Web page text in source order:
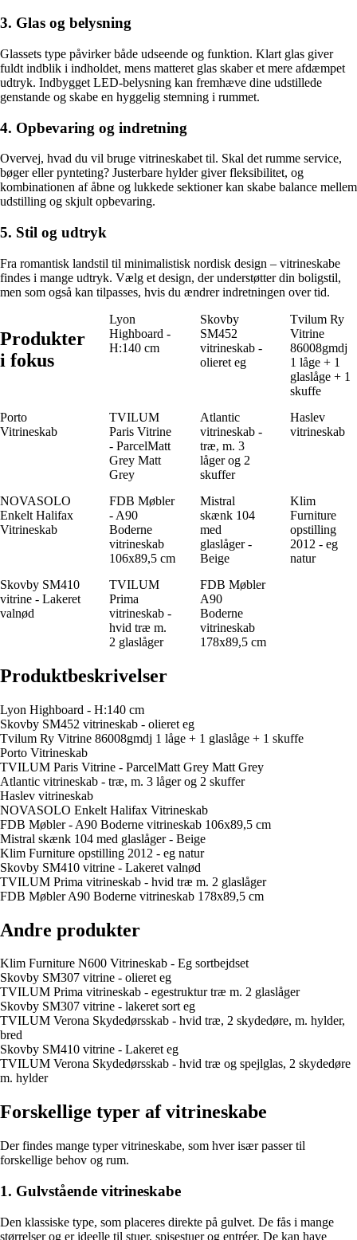
3. Glas og belysning
Glassets type påvirker både udseende og funktion. Klart glas giver
fuldt indblik i indholdet, mens matteret glas skaber et mere afdæmpet
udtryk. Indbygget LED-belysning kan fremhæve dine udstillede
genstande og skabe en hyggelig stemning i rummet.
4. Opbevaring og indretning
Overvej, hvad du vil bruge vitrineskabet til. Skal det rumme service,
bøger eller pynteting? Justerbare hylder giver fleksibilitet, og
kombinationen af åbne og lukkede sektioner kan skabe balance mellem
udstilling og skjult opbevaring.
5. Stil og udtryk
Fra romantisk landstil til minimalistisk nordisk design – vitrineskabe
findes i mange udtryk. Vælg et design, der understøtter din boligstil,
men som også kan tilpasses, hvis du ændrer indretningen over tid.
Produkter
i fokus
Lyon
Highboard -
H:140 cm
Skovby
SM452
vitrineskab -
olieret eg
Tvilum Ry
Vitrine
86008gmdj
1 låge + 1
glaslåge + 1
skuffe
Porto
Vitrineskab
TVILUM
Paris Vitrine
- ParcelMatt
Grey Matt
Grey
Atlantic
vitrineskab -
træ, m. 3
låger og 2
skuffer
Haslev
vitrineskab
NOVASOLO
Enkelt Halifax
Vitrineskab
FDB Møbler
- A90
Boderne
vitrineskab
106x89,5 cm
Mistral
skænk 104
med
glaslåger -
Beige
Klim
Furniture
opstilling
2012 - eg
natur
Skovby SM410
vitrine - Lakeret
valnød
TVILUM
Prima
vitrineskab -
hvid træ m.
2 glaslåger
FDB Møbler
A90
Boderne
vitrineskab
178x89,5 cm
Produktbeskrivelser
Lyon Highboard - H:140 cm
Skovby SM452 vitrineskab - olieret eg
Tvilum Ry Vitrine 86008gmdj 1 låge + 1 glaslåge + 1 skuffe
Porto Vitrineskab
TVILUM Paris Vitrine - ParcelMatt Grey Matt Grey
Atlantic vitrineskab - træ, m. 3 låger og 2 skuffer
Haslev vitrineskab
NOVASOLO Enkelt Halifax Vitrineskab
FDB Møbler - A90 Boderne vitrineskab 106x89,5 cm
Mistral skænk 104 med glaslåger - Beige
Klim Furniture opstilling 2012 - eg natur
Skovby SM410 vitrine - Lakeret valnød
TVILUM Prima vitrineskab - hvid træ m. 2 glaslåger
FDB Møbler A90 Boderne vitrineskab 178x89,5 cm
Andre produkter
Klim Furniture N600 Vitrineskab - Eg sortbejdset
Skovby SM307 vitrine - olieret eg
TVILUM Prima vitrineskab - egestruktur træ m. 2 glaslåger
Skovby SM307 vitrine - lakeret sort eg
TVILUM Verona Skydedørsskab - hvid træ, 2 skydedøre, m. hylder,
bred
Skovby SM410 vitrine - Lakeret eg
TVILUM Verona Skydedørsskab - hvid træ og spejlglas, 2 skydedøre
m. hylder
Forskellige typer af vitrineskabe
Der findes mange typer vitrineskabe, som hver især passer til
forskellige behov og rum.
1. Gulvstående vitrineskabe
Den klassiske type, som placeres direkte på gulvet. De fås i mange
størrelser og er ideelle til stuer, spisestuer og entréer. De kan have